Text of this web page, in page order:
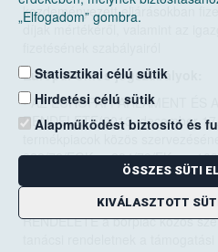
kezdeményezett eljárásokban
díjak mértékéről, valamint az
Európai Uniós jogszabályok:
• AZ EURÓPAI PARLAMENT ÉS
RENDELETE(2013. december
922/72/EGK, a 234/79/EK, az
1234/2007/EK tanácsi rendelet
• A BIZOTTSÁG 2008. június
RENDELETE a borpiac közös
„Elfogadom” gombra.
Statisztikai célú sütik
Hirdetési célú sütik
Alapműködést biztosító és
ÖSSZES SÜTI
KIVÁLASZTOTT